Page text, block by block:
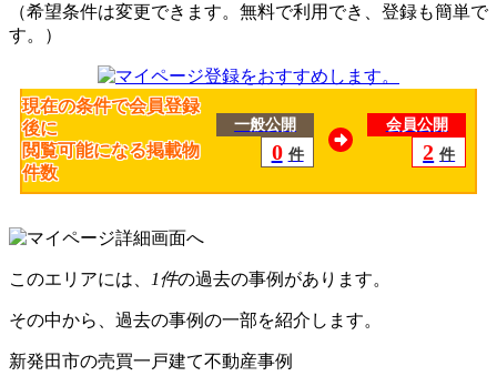
（希望条件は変更できます。無料で利用でき、登録も簡単で
す。）
現在の条件で会員登録
後に
閲覧可能になる掲載物
件数
一般公開
0 件
会員公開
2 件
このエリアには、 1件の過去の事例があります。
その中から、過去の事例の一部を紹介します。
新発田市の売買一戸建て不動産事例